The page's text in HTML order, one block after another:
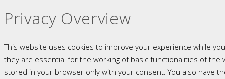
Privacy Overview
This website uses cookies to improve your experience while
they are essential for the working of basic functionalities of
stored in your browser only with your consent. You also have